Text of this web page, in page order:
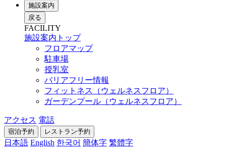
施設案内
戻る
FACILITY
施設案内トップ
フロアマップ
駐車場
授乳室
バリアフリー情報
フィットネス（ウェルネスフロア）
ガーデンプール（ウェルネスフロア）
アクセス 電話
宿泊予約 レストラン予約
日本語 English 한국어 簡体字 繁體字